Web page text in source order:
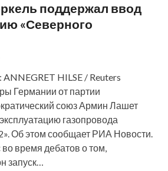
поддержал ввод
«Северного
HILSE / Reuters
Германии от партии
союз Армин Лашет
газопровода
Об этом сообщает РИА Новости.
время дебатов о том,
запуск…